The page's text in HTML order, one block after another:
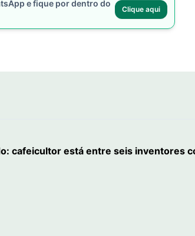
e fique por dentro do
Clique aqui
cafeicultor está entre seis inventores